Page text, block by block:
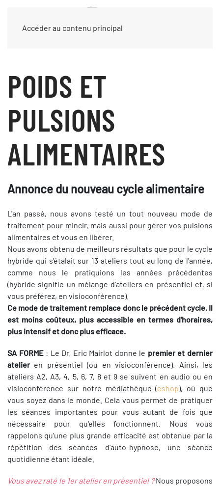
Accéder au contenu principal
POIDS ET
PULSIONS
ALIMENTAIRES
Annonce du nouveau cycle alimentaire
L'an passé, nous avons testé un tout nouveau mode de
traitement pour mincir, mais aussi pour gérer vos pulsions
alimentaires et vous en libérer.
Nous avons obtenu de meilleurs résultats que pour le cycle
hybride qui s'étalait sur 13 ateliers tout au long de l'année,
comme nous le pratiquions les années précédentes
(hybride signifie un mélange d'ateliers en présentiel et, si
vous préférez, en visioconférence).
Ce mode de traitement remplace donc le précédent cycle. Il
est moins coûteux, plus accessible en termes d'horaires,
plus intensif et donc plus efficace.
SA FORME: Le Dr. Eric Mairlot donne le premier et dernier
atelieren présentiel (ou en visioconférence). Ainsi, les
ateliers A2, A3, 4, 5, 6, 7, 8 et 9 se suivent en audio ou en
visioconférence sur notre médiathèque (eshop), où que
vous soyez dans le monde. Cela vous permet de pratiquer
les séances importantes pour vous autant de fois que
nécessaire pour qu'elles fonctionnent. Nous vous
rappelons qu'une plus grande efficacité est obtenue par la
répétition des séances d'auto-hypnose, une séance
quotidienne étant idéale.
Vous avez raté le 1er atelier en présentiel ?Nous proposons